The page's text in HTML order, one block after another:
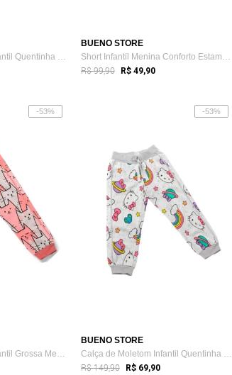
Calça de Moletom Infantil Quentinha Meni...
BUENO STORE
Short Infantil Menina Conforto Estampado...
R$ 99,90 R$ 49,90
-53%
Calça de Moletom Infantil Grossa Menina ...
-53%
BUENO STORE
Calça de Moletom Infantil Quentinha Meni...
R$ 149,90 R$ 69,90